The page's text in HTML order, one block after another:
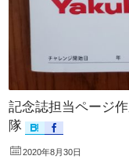
記念誌担当ページ
隊
2020年8月30日